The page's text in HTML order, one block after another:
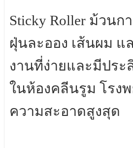
Sticky Roller ม้วน
ฝุ่นละออง เส้นผม แ
งานที่ง่ายและมีประ
ในห้องคลีนรูม โรง
ความสะอาดสูงสุด